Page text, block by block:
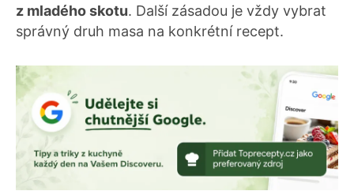
z mladého skotu. Další zásadou je vždy vybrat
správný druh masa na konkrétní recept.